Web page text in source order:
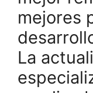
mejores
La